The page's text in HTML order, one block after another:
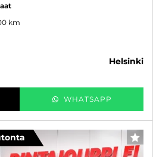
km
helsinki
WHATSAPP